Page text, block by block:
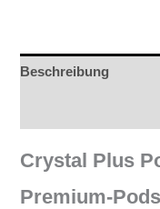
Beschreibung
Crystal Plus
Premium-